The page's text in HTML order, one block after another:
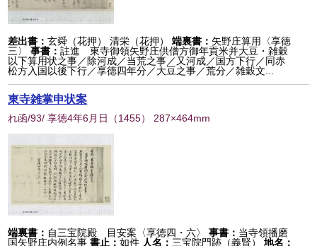
差出書：玄舜（花押） 清栄（花押） 端裏書： 矢野庄算用〈享徳
三〉
事書：註進 東寺御領矢野庄供僧方御年貢米并大豆・雑穀
以下算用状之事／除河成／当荒之事／又河成／国方下行／同赤
松方入国以後下行／享徳四年分／大豆之事／荒分／雑穀文...
東寺雑掌申状案
れ函/93/ 享徳4年6月日 （1455） 287×464mm
端裏書： 自三宝院殿 目安案〈享徳四・六〉 事書： 当寺領播磨
国矢野庄内例名事 書止：如件 人名： 三宝院門跡（義賢） 地名：